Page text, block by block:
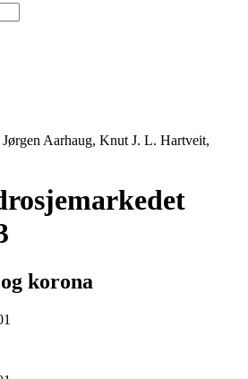
Aarhaug, Knut J. L. Hartveit,
korona